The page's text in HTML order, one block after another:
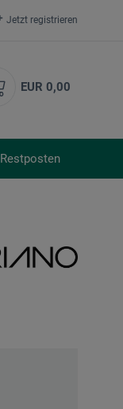
Jetzt registrieren
EUR 0,00
Restposten